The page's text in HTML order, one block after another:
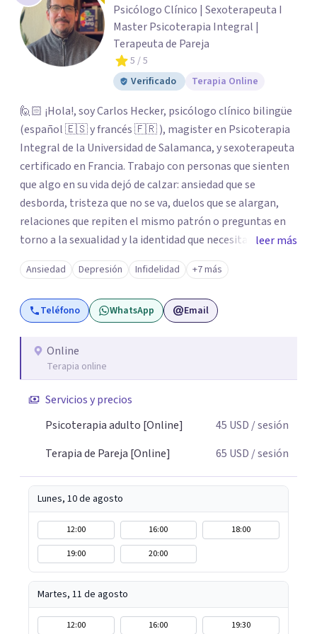
Psicólogo Clínico | Sexoterapeuta I
Master Psicoterapia Integral |
Terapeuta de Pareja
5 / 5
Verificado
Terapia Online
🙋🏻 ¡Hola!, soy Carlos Hecker, psicólogo clínico bilingüe
(español 🇪🇸 y francés 🇫🇷 ), magister en Psicoterapia
Integral de la Universidad de Salamanca, y sexoterapeuta
certificado en Francia. Trabajo con personas que sienten
que algo en su vida dejó de calzar: ansiedad que se
desborda, tristeza que no se va, duelos que se alargan,
relaciones que repiten el mismo patrón o preguntas en
torno a la sexualidad y la identidad que necesitan un
espacio seguro para ser habladas. Mi orientación teórica
integra una mirada Humanista-Relacional con Terapia
Breve, donde el modo en que te vinculas ocupa un lugar
central: cómo te relacionas contigo, con las demás
psicoterapia, cuento con especialización en sexoterapia,
por lo que también acompaño temas de salud sexual,
dificultades en el deseo, intimidad, orientación o
identidad. Busco que el espacio terapéutico sea un lugar
respeto y libertad. Trabajo con objetivos claros y
realistas, sin fórmulas rígidas: combinamos profundidad
emocional con una mirada práctica sobre tu vida diaria.
leer más
Ansiedad Depresión Infidelidad +7 más
Teléfono WhatsApp Email
Online
Terapia online
Servicios y precios
Psicoterapia adulto [Online]
45 USD / sesión
Terapia de Pareja [Online]
65 USD / sesión
Lunes, 10 de agosto
12:00 16:00
18:00
19:00
20:00
Martes, 11 de agosto
12:00 16:00 19:30